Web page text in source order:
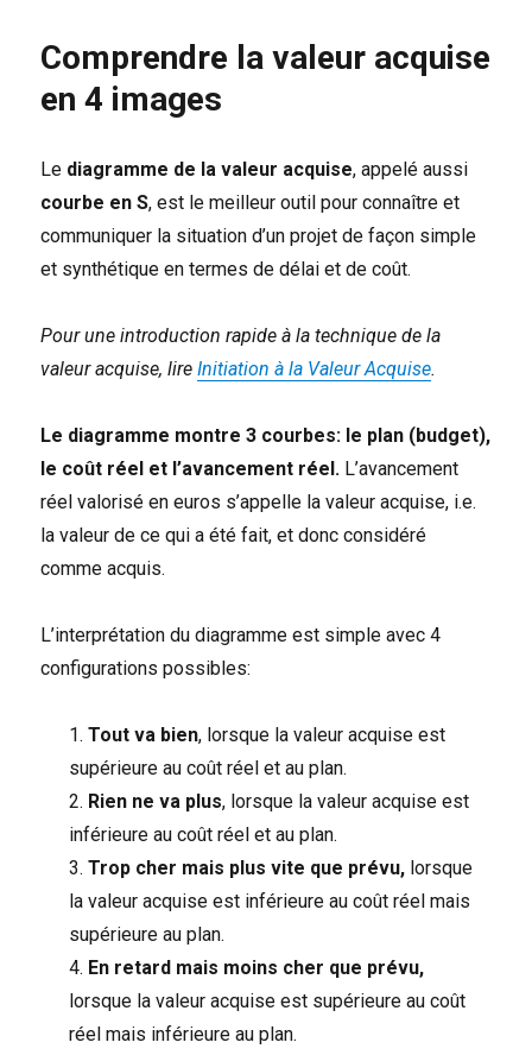
acquise…
Comprendre la valeur acquise
en 4 images
Le diagramme de la valeur acquise, appelé aussi
courbe en S, est le meilleur outil pour connaître et
communiquer la situation d’un projet de façon simple
et synthétique en termes de délai et de coût.
Pour une introduction rapide à la technique de la
valeur acquise, lireInitiation à la Valeur Acquise.
Le diagramme montre 3 courbes: le plan (budget),
le coût réel et l’avancement réel. L’avancement
réel valorisé en euros s’appelle la valeur acquise, i.e.
la valeur de ce qui a été fait, et donc considéré
comme acquis.
L’interprétation du diagramme est simple avec 4
configurations possibles:
Tout va bien, lorsque la valeur acquise est
supérieure au coût réel et au plan.
Rien ne va plus, lorsque la valeur acquise est
inférieure au coût réel et au plan.
Trop cher mais plus vite que prévu, lorsque
la valeur acquise est inférieure au coût réel mais
supérieure au plan.
En retard mais moins cher que prévu,
lorsque la valeur acquise est supérieure au coût
réel mais inférieure au plan.